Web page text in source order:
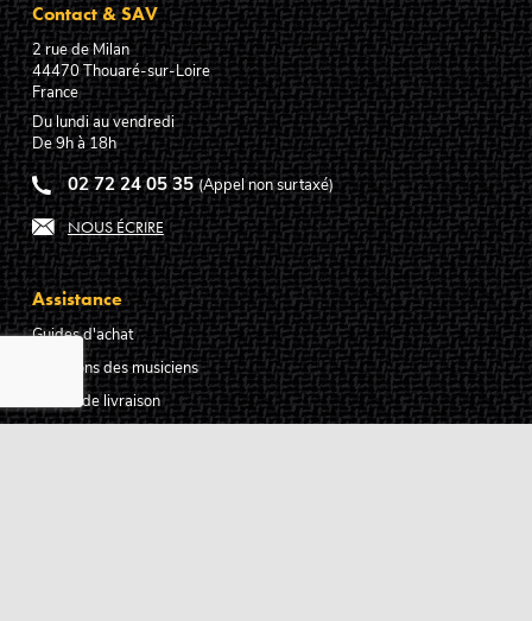
Contact & SAV
2 rue de Milan
44470Thouaré-sur-Loire
France
Du lundi au vendredi
De 9h à 18h
02 72 24 05 35 (Appel non surtaxé)
NOUS ÉCRIRE
Assistance
Guides d'achat
Questions des musiciens
Modes de livraison